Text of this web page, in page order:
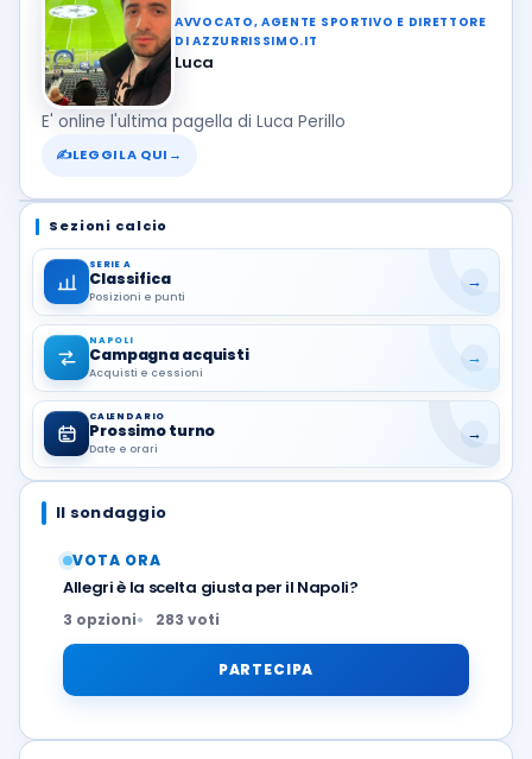
AVVOCATO, AGENTE SPORTIVO E DIRETTORE
DI AZZURRISSIMO.IT
Luca
E' online l'ultima pagella di Luca Perillo
✍LEGGILA QUI →
Sezioni calcio
SERIE A
Classifica
Posizioni e punti
→
NAPOLI
Campagna acquisti
Acquisti e cessioni
→
CALENDARIO
Prossimo turno
Date e orari
→
Il sondaggio
VOTA ORA
Allegri è la scelta giusta per il Napoli?
3 opzioni 283 voti
PARTECIPA